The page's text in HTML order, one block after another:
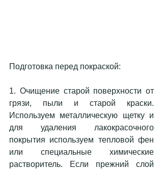
Подготовка перед покраской:
1. Очищение старой поверхности от
грязи, пыли и старой краски.
Используем металлическую щетку и
для удаления лакокрасочного
покрытия используем тепловой фен
или специальные химические
растворитель. Если прежний слой